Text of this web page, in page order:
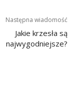
Następna wiadomość
Jakie krzesła są
najwygodniejsze?